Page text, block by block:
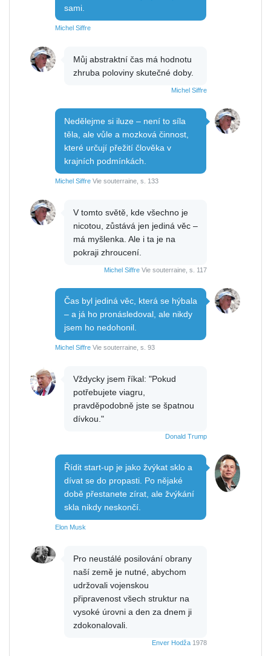
sami.
Michel Siffre
Můj abstraktní čas má hodnotu
zhruba poloviny skutečné doby.
Michel Siffre
Nedělejme si iluze – není to síla
těla, ale vůle a mozková činnost,
které určují přežití člověka v
krajních podmínkách.
Michel Siffre Vie souterraine, s. 133
V tomto světě, kde všechno je
nicotou, zůstává jen jediná věc –
má myšlenka. Ale i ta je na
pokraji zhroucení.
Michel Siffre Vie souterraine, s. 117
Čas byl jediná věc, která se hýbala
– a já ho pronásledoval, ale nikdy
jsem ho nedohonil.
Michel Siffre Vie souterraine, s. 93
Vždycky jsem říkal: "Pokud
potřebujete viagru,
pravděpodobně jste se špatnou
dívkou."
Donald Trump
Řídit start-up je jako žvýkat sklo a
dívat se do propasti. Po nějaké
době přestanete zírat, ale žvýkání
skla nikdy neskončí.
Elon Musk
Pro neustálé posilování obrany
naší země je nutné, abychom
udržovali vojenskou
připravenost všech struktur na
vysoké úrovni a den za dnem ji
zdokonalovali.
Enver Hodža 1978